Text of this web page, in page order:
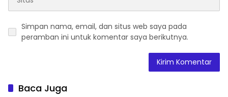
Simpan nama, email, dan situs web saya pada
peramban ini untuk komentar saya berikutnya.
Baca Juga